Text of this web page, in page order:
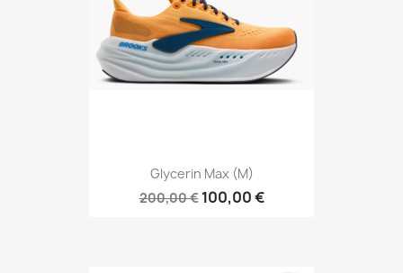
Glycerin Max (M)
200,00 € 100,00 €